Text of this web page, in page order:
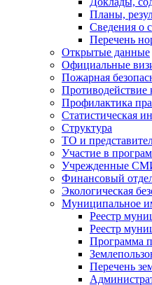
Планы,
Сведения о
Перечень
Открытые данные
Официальные
Пожарная
Противодействие
Профилактика
Статистическая
Структура
ТО и
Участие в
Учрежденные
Финансовый
Экологическая
Муниципальное
Реестр
Реестр
Программа
Перечень